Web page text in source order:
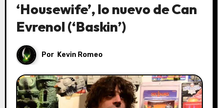
‘Housewife’, lo nuevo de Can
Evrenol (‘Baskin’)
Por Kevin Romeo